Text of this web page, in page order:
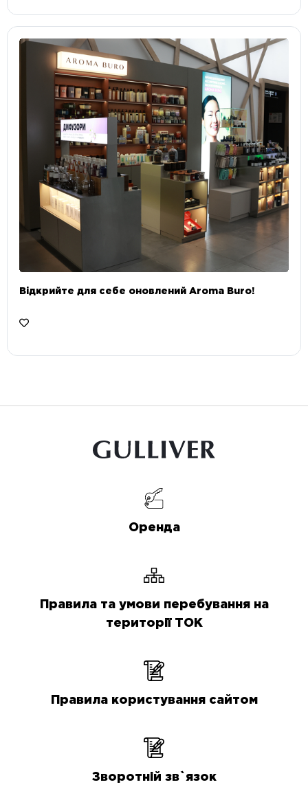
Відкрийте для себе оновлений Aroma Buro! ⠀
Оренда
Правила та умови перебування на
території ТОК
Правила користування сайтом
Зворотній зв`язок